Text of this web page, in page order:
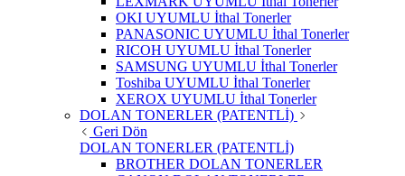
OKI UYUMLU İthal Tonerler
PANASONIC UYUMLU İthal Tonerler
RICOH UYUMLU İthal Tonerler
SAMSUNG UYUMLU İthal Tonerler
Toshiba UYUMLU İthal Tonerler
XEROX UYUMLU İthal Tonerler
DOLAN TONERLER (PATENTLİ)
Geri Dön
DOLAN TONERLER (PATENTLİ)
BROTHER DOLAN TONERLER